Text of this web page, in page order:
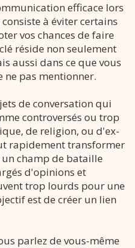
efficace lors
consiste à éviter certains
vos chances de faire
réside non seulement
aussi dans ce que vous
ne pas mentionner.
de conversation qui
controversés ou trop
de religion, ou d'ex-
rapidement transformer
champ de bataille
d'opinions et
trop lourds pour une
est de créer un lien
parlez de vous-même